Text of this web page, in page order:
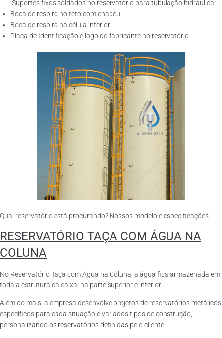
·Suportes fixos soldados no reservatório para tubulação hidráulica;
Boca de respiro no teto com chapéu
Boca de respiro na célula inferior;
Placa de Identificação e logo do fabricante no reservatório.
Qual reservatório está procurando? Nossos modelo e especificações:
RESERVATÓRIO TAÇA COM ÁGUA NA
COLUNA
No Reservatório Taça com Água na Coluna, a água fica armazenada em
toda a estrutura da caixa, na parte superior e inferior.
Além do mais, a empresa desenvolve projetos de reservatórios metálicos
específicos para cada situação e variados tipos de construção,
personalizando os reservatórios definidas pelo cliente.